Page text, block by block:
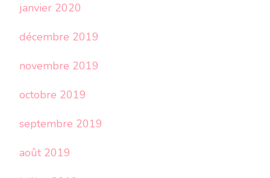
janvier 2020
décembre 2019
novembre 2019
octobre 2019
septembre 2019
août 2019